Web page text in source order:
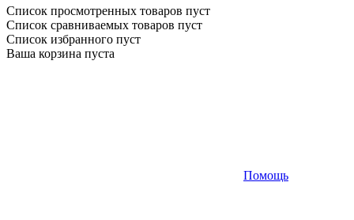
Список просмотренных товаров пуст
Список сравниваемых товаров пуст
Список избранного пуст
Ваша корзина пуста
Помощь